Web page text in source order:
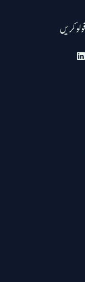
کریں